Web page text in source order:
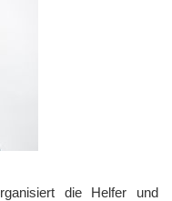
die Helfer und